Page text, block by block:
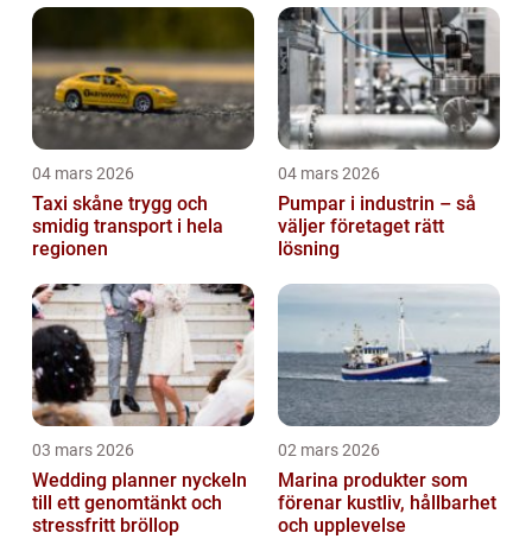
04 mars 2026
Taxi skåne trygg och
smidig transport i hela
regionen
04 mars 2026
Pumpar i industrin – så
väljer företaget rätt
lösning
03 mars 2026
Wedding planner nyckeln
till ett genomtänkt och
stressfritt bröllop
02 mars 2026
Marina produkter som
förenar kustliv, hållbarhet
och upplevelse